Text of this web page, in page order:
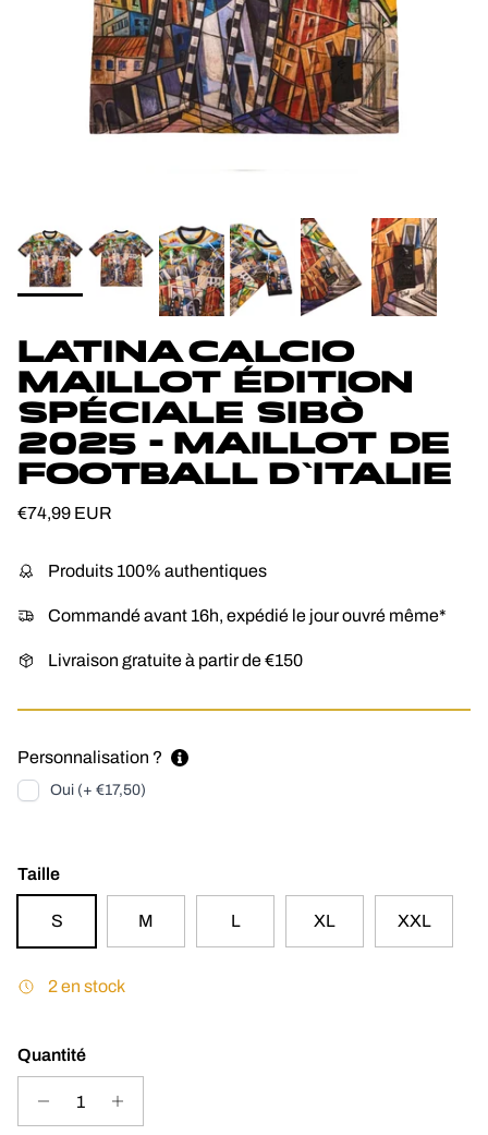
LATINA CALCIO
MAILLOT ÉDITION
SPÉCIALE SIBÒ
2025 - MAILLOT DE
FOOTBALL D'ITALIE
Prix habituel
€74,99 EUR
Produits 100% authentiques
Commandé avant 16h, expédié le jour ouvré même*
Livraison gratuite à partir de €150
Personnalisation ?
Oui (+ €17,50)
Taille
S M L XL XXL
2 en stock
Quantité